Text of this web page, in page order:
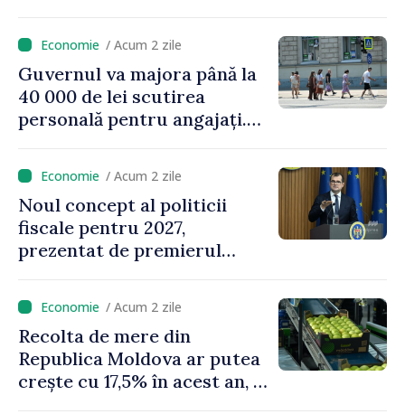
/ Acum 2 zile
Guvernul va majora până la
40 000 de lei scutirea
personală pentru angajați.
de milioane de lei îi lăsăm
oamenilor”/ Acum 2 zile
Noul concept al politicii
fiscale pentru 2027,
prezentat de premierul
puțin munca, stimulăm
investițiile, taxăm viciile și
echilibrăm taxarea
consumului”
/ Acum 2 zile
Recolta de mere din
Republica Moldova ar putea
crește cu 17,5% în acest an, în